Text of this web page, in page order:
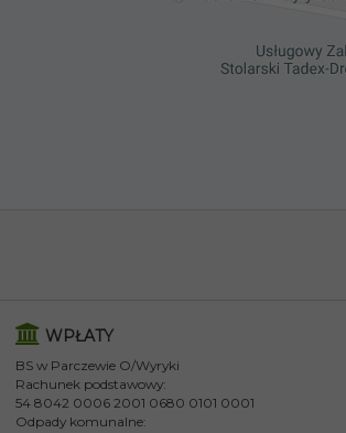
WPŁATY
BS w Parczewie O/Wyryki
Rachunek podstawowy:
54 8042 0006 2001 0680 0101 0001
Odpady komunalne: